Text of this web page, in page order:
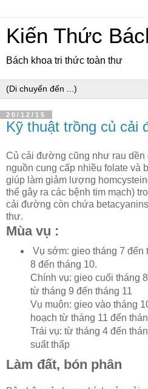
Kiến Thức
Bách khoa tri thức toàn thư
20/12/15
Kỹ thuật trồng củ cải
Củ cải đường cũng như rau dền
nguồn cung cấp nhiều folate và
giúp làm giảm lượng
thể gây ra các bệnh tim mạch)
cải đường còn chứa
thư.
Mùa vụ :
Vụ sớm: gieo tháng 7 đến
8 đến tháng 10.
Chính vụ: gieo cuối tháng
từ tháng 9 đến tháng 11
Vụ muộn: gieo vào tháng
hoạch từ tháng 11 đến
Trái vụ: từ tháng 4 đến
suất thấp
Làm đất, bón phân